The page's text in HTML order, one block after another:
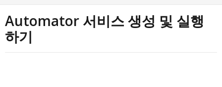
Automator 서비스 생성 및 실행
하기